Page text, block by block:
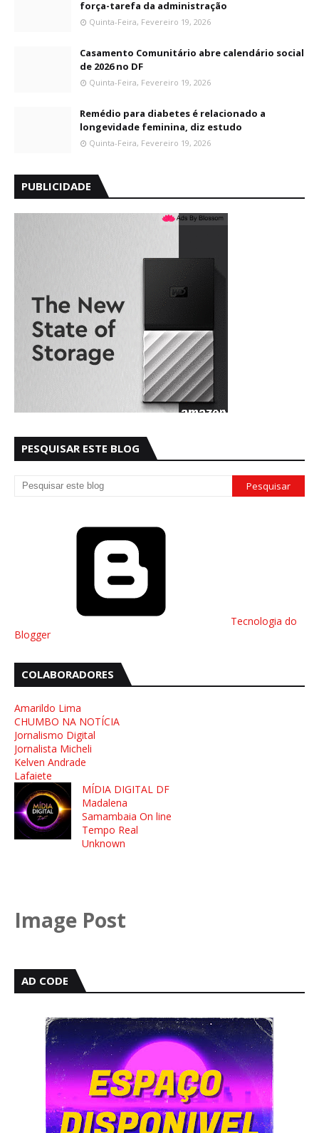
força-tarefa da administração
Quinta-Feira, Fevereiro 19, 2026
Casamento Comunitário abre calendário social
de 2026 no DF
Quinta-Feira, Fevereiro 19, 2026
Remédio para diabetes é relacionado a
longevidade feminina, diz estudo
Quinta-Feira, Fevereiro 19, 2026
PUBLICIDADE
PESQUISAR ESTE BLOG
Tecnologia do
Blogger
COLABORADORES
Amarildo Lima
CHUMBO NA NOTÍCIA
Jornalismo Digital
Jornalista Micheli
Kelven Andrade
Lafaiete
MÍDIA DIGITAL DF
Madalena
Samambaia On line
Tempo Real
Unknown
Image Post
AD CODE